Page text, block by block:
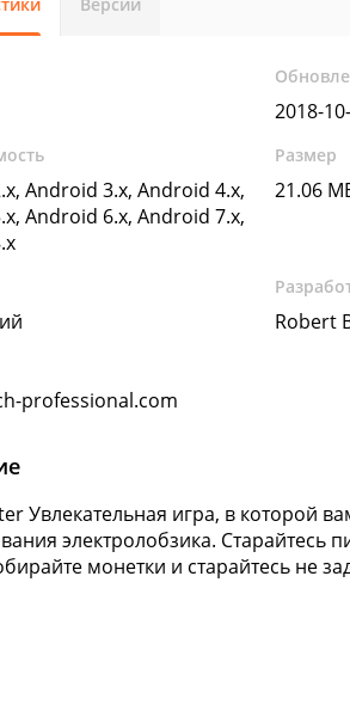
2018-
Android 3.x, Android 4.x,
Android 6.x, Android 7.x,
Размер
21.06
Robert
professional.com
Увлекательная игра, в которой
электролобзика. Старайтесь
монетки и старайтесь не